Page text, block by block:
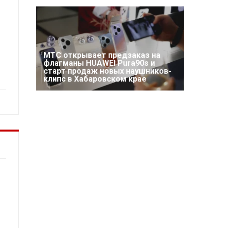
МТС открывает предзаказ на
флагманы HUAWEI Pura90s и
старт продаж новых наушников-
клипс в Хабаровском крае